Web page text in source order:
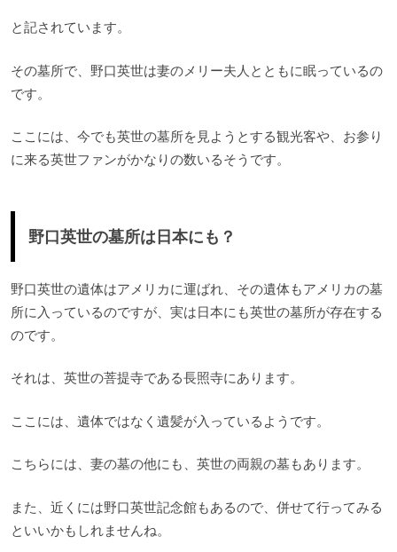
と記されています。
その墓所で、野口英世は妻のメリー夫人とともに眠っているの
です。
ここには、今でも英世の墓所を見ようとする観光客や、お参り
に来る英世ファンがかなりの数いるそうです。
野口英世の墓所は日本にも？
野口英世の遺体はアメリカに運ばれ、その遺体もアメリカの墓
所に入っているのですが、実は日本にも英世の墓所が存在する
のです。
それは、英世の菩提寺である長照寺にあります。
ここには、遺体ではなく遺髪が入っているようです。
こちらには、妻の墓の他にも、英世の両親の墓もあります。
また、近くには野口英世記念館もあるので、併せて行ってみる
といいかもしれませんね。